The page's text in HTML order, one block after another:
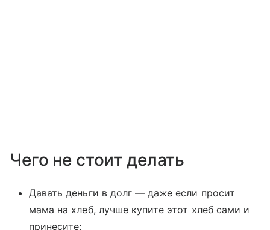
Чего не стоит делать
Давать деньги в долг — даже если просит
мама на хлеб, лучше купите этот хлеб сами и
принесите;